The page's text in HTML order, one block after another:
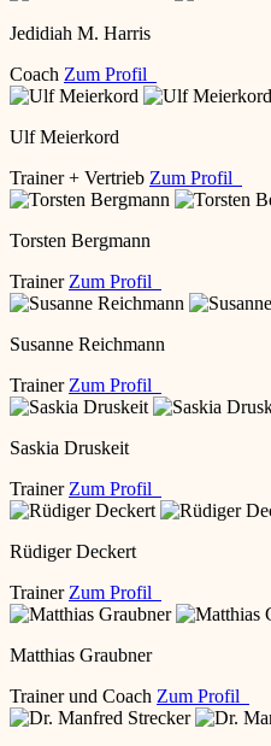
Jedidiah M. Harris
Coach Zum Profil
Ulf Meierkord
Trainer + Vertrieb Zum Profil
Torsten Bergmann
Trainer Zum Profil
Susanne Reichmann
Trainer Zum Profil
Saskia Druskeit
Trainer Zum Profil
Rüdiger Deckert
Trainer Zum Profil
Matthias Graubner
Trainer und Coach Zum Profil